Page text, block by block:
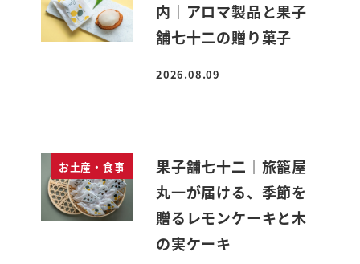
内｜アロマ製品と果子
舗七十二の贈り菓子
投稿日
2026.08.09
お土産・食事
果子舗七十二｜旅籠屋
丸一が届ける、季節を
贈るレモンケーキと木
の実ケーキ